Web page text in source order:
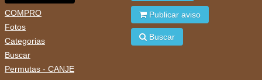
COMPRO
Fotos
Categorias
Buscar
Permutas - CANJE
Publicar aviso
Buscar